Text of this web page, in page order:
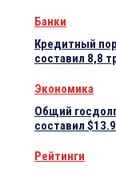
Банки
Кредитный
составил 8,8
Экономика
Общий
составил
Рейтинги